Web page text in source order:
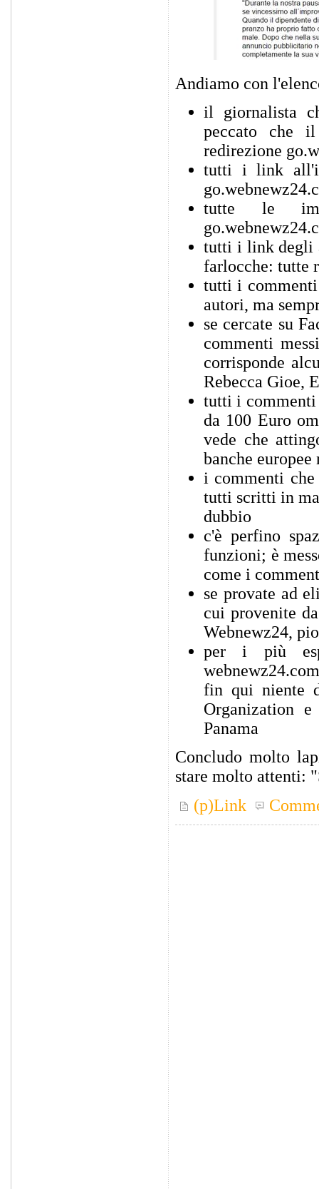
Andiamo con
il giornalista
peccato che
redirezione
tutti i link
tutte le
tutti i link degli
farlocche: tutte
tutti i
autori, ma
se cercate su
commenti
corrisponde
Rebecca Gioe,
tutti i commenti
da 100 Euro
vede che
banche
i commenti che
tutti scritti in
dubbio
c'è perfino
funzioni; è
come i
se provate ad
cui provenite
Webnewz24,
per i più
fin qui niente
Organization
Panama
Concludo molto
stare molto attenti:
(p)Link